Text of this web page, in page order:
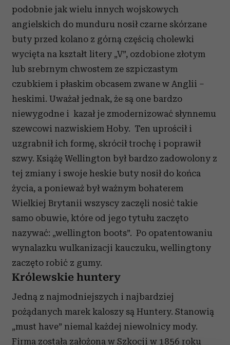
podobnie jak wielu innych wojskowych
angielskich do munduru nosił czarne skórzane
buty przed kolano z górną częścią cholewki
wycięta na kształt litery „V”, ozdobione złotym
lub srebrnym chwostem ze szpiczastym
czubkiem i płaskim obcasem zwane w Anglii –
heskimi. Uważał jednak, że są one bardzo
niewygodne i kazał je zmodernizować słynnemu
szewcowi nazwiskiem Hoby. Ten uprościł i
uzgrabnił ich formę, skrócił trochę i poprawił
szwy. Książę Wellington był bardzo zadowolony z
tej zmiany i swoje heskie buty nosił do końca
życia, a ponieważ był ważnym bohaterem
Wielkiej Brytanii wszyscy zaczęli nosić takie
samo obuwie, które od jego tytułu zaczęto
nazywać: „wellington boots”. Po opatentowaniu
wynalazku wulkanizacji kauczuku, wellingtony
zaczęto robić z gumy.
Królewskie huntery
Jedną z najmodniejszych i najbardziej
pożądanych marek kaloszy są Huntery. Stanowią
„must have” niemal każdej niewolnicy mody.
Firma została założona w Szkocji w 1856 roku